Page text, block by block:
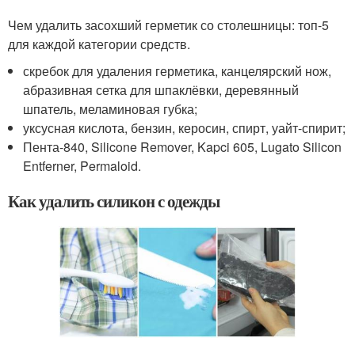
Чем удалить засохший герметик со столешницы: топ-5
для каждой категории средств.
скребок для удаления герметика, канцелярский нож,
абразивная сетка для шпаклёвки, деревянный
шпатель, меламиновая губка;
уксусная кислота, бензин, керосин, спирт, уайт-спирит;
Пента-840, Silicone Remover, Kapci 605, Lugato Silicon
Entferner, Permaloid.
Как удалить силикон с одежды